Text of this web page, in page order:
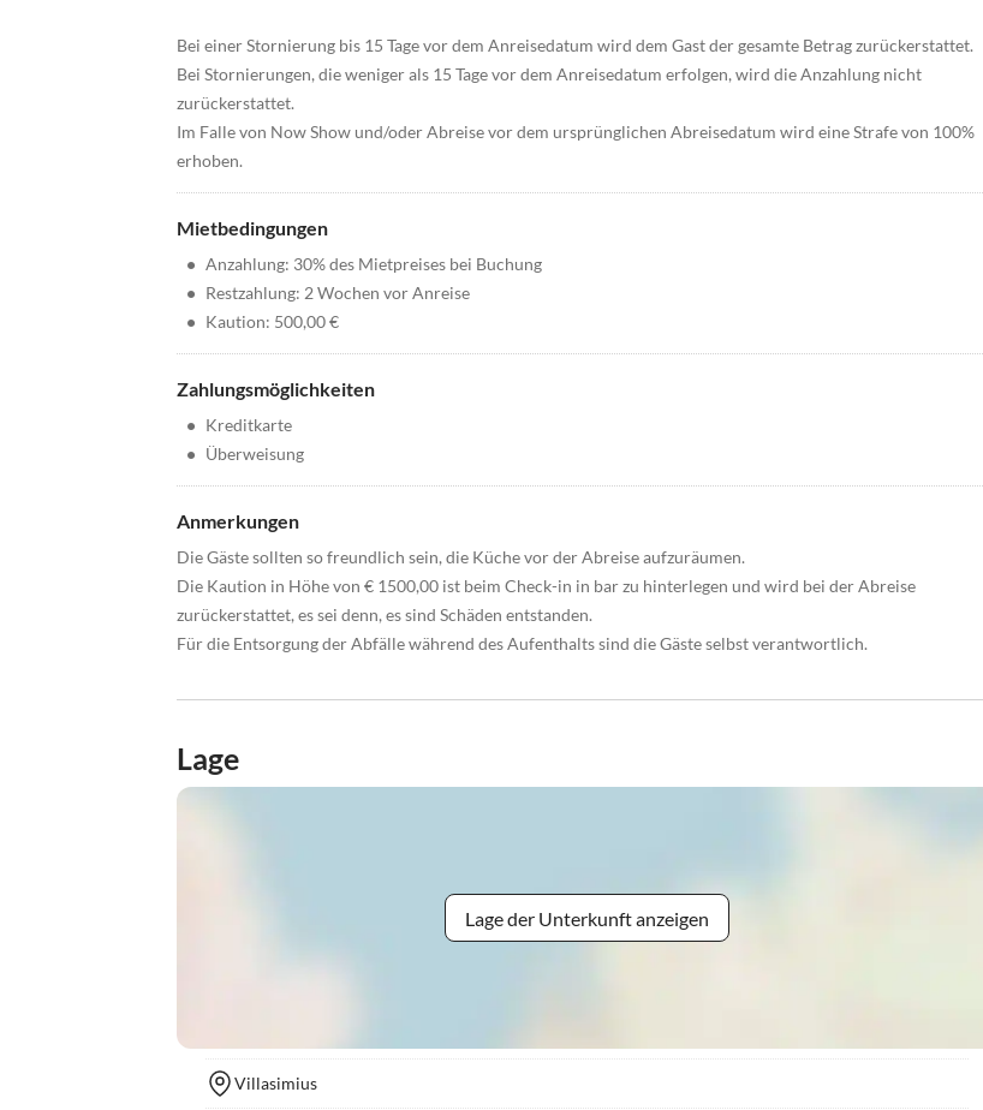
Bei einer Stornierung bis 15 Tage vor dem Anreisedatum wird dem Gast der gesamte Betrag zurückerstattet.
Bei Stornierungen, die weniger als 15 Tage vor dem Anreisedatum erfolgen, wird die Anzahlung nicht
zurückerstattet.
Im Falle von Now Show und/oder Abreise vor dem ursprünglichen Abreisedatum wird eine Strafe von 100%
erhoben.
Mietbedingungen
• Anzahlung: 30% des Mietpreises bei Buchung
• Restzahlung: 2 Wochen vor Anreise
• Kaution: 500,00 €
Zahlungsmöglichkeiten
• Kreditkarte
• Überweisung
Anmerkungen
Die Gäste sollten so freundlich sein, die Küche vor der Abreise aufzuräumen.
Die Kaution in Höhe von € 1500,00 ist beim Check-in in bar zu hinterlegen und wird bei der Abreise
zurückerstattet, es sei denn, es sind Schäden entstanden.
Für die Entsorgung der Abfälle während des Aufenthalts sind die Gäste selbst verantwortlich.
Lage
Lage der Unterkunft anzeigen
Villasimius